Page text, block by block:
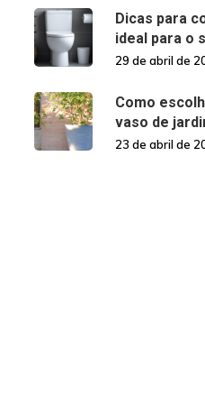
Dicas para
ideal para o
29 de abril de
Como
vaso de
23 de abril de